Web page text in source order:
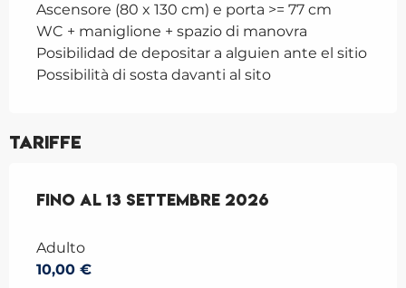
Ascensore (80 x 130 cm) e porta >= 77 cm
WC + maniglione + spazio di manovra
Posibilidad de depositar a alguien ante el sitio
Possibilità di sosta davanti al sito
Tariffe
Dal1 giugno 2026al13 settembre 2026
Fino al 13 settembre 2026
Adulto
10,00 €